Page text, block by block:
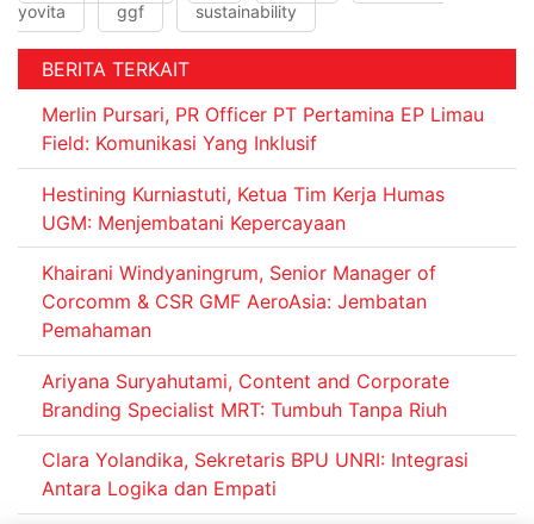
yovita
ggf sustainability
BERITA TERKAIT
Merlin Pursari, PR Officer PT Pertamina EP Limau
Field: Komunikasi Yang Inklusif
Hestining Kurniastuti, Ketua Tim Kerja Humas
UGM: Menjembatani Kepercayaan
Khairani Windyaningrum, Senior Manager of
Corcomm & CSR GMF AeroAsia: Jembatan
Pemahaman
Ariyana Suryahutami, Content and Corporate
Branding Specialist MRT: Tumbuh Tanpa Riuh
Clara Yolandika, Sekretaris BPU UNRI: Integrasi
Antara Logika dan Empati